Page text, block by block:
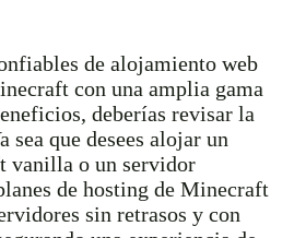
de alojamiento web
con una amplia gama
deberías revisar la
sea que desees alojar un
vanilla o un servidor
de hosting de Minecraft
sin retrasos y con